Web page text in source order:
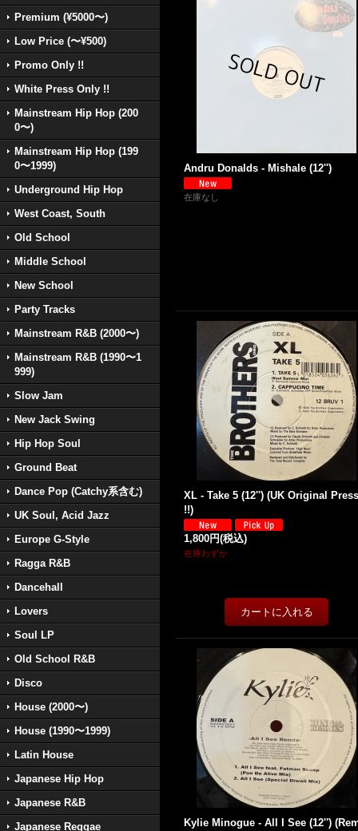
Premium (¥5000〜)
Low Price (〜¥500)
Promo Only !!
White Press Only !!
Mainstream Hip Hop (200
0〜)
Mainstream Hip Hop (199
0〜1999)
Underground Hip Hop
West Coast, South
Old School
Middle School
New School
Party Tracks
Mainstream R&B (2000〜)
Mainstream R&B (1990〜1
999)
Slow Jam
New Jack Swing
Hip Hop Soul
Ground Beat
Dance Pop (Catchy系含む)
UK Soul, Acid Jazz
Europe G-Style
Ragga R&B
Dancehall
Lovers
Soul LP
Old School R&B
Disco
House (2000〜)
House (1990〜1999)
Latin House
Japanese Hip Hop
Japanese R&B
Japanese Reggae
Andru Donalds - Mishale (12'')
在庫なし
XL - Take 5 (12'') (UK Original Press
!!)
1,800円(税込)
在庫わずか
Kylie Minogue - All I See (12'')